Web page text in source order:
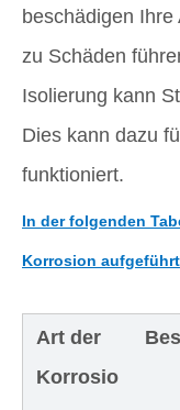
beschädigen Ihre
zu Schäden
Isolierung kann
Dies kann dazu
funktioniert.
In der folgenden
Korrosion
Art der
Korrosio